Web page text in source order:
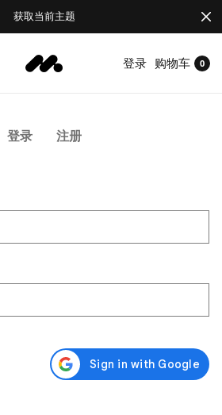
获取当前主题
登录 购物车 0
登录 注册